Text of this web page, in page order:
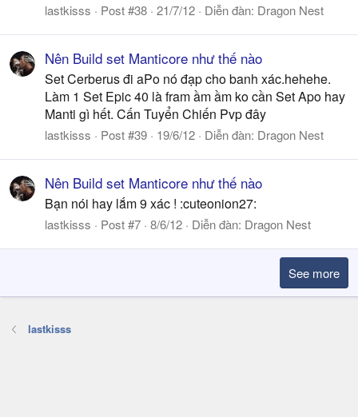
lastkisss Post #38 21/7/12 Diễn đàn: Dragon Nest
Nên Build set Manticore như thế nào
Set Cerberus đi aPo nó đạp cho banh xác.hehehe.
Làm 1 Set Epic 40 là fram ầm ầm ko cần Set Apo hay
Manti gì hết. Cấn Tuyển Chiến Pvp đây
lastkisss Post #39 19/6/12 Diễn đàn: Dragon Nest
Nên Build set Manticore như thế nào
Bạn nói hay lắm 9 xác ! :cuteonion27:
lastkisss Post #7 8/6/12 Diễn đàn: Dragon Nest
See more
lastkisss